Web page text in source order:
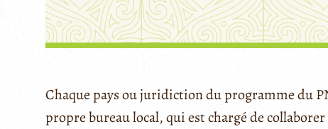
Chaque pays ou juridiction du programme du
propre bureau local, qui est chargé de